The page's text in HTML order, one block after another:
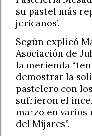
su pastel más
jericanos’.
Según explicó
Asociación de
la merienda
demostrar la
pastelero con
sufrieron el
marzo en varios
del Mijares”.